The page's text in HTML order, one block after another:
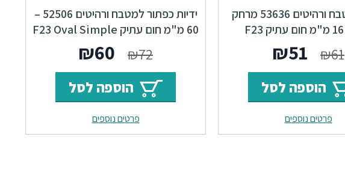
ידיות למטבח ורהיטים 53636 מרחק
ברגים 16 מ"מ חום עתיק F23
Mercury₪61
המחיר
המקורי
היה:
₪61.
₪51
הנוכחי
הוא:
₪51.
הוספה לסל
פרטים נוספים
ידיות כפתור למטבח ורהיטים 52506 –
60 מ"מ חום עתיק F23 Oval Simple
₪72
המחיר
המקורי
היה:
₪72.
₪60
הנוכחי
הוא:
₪60.
הוספה לסל
פרטים נוספים